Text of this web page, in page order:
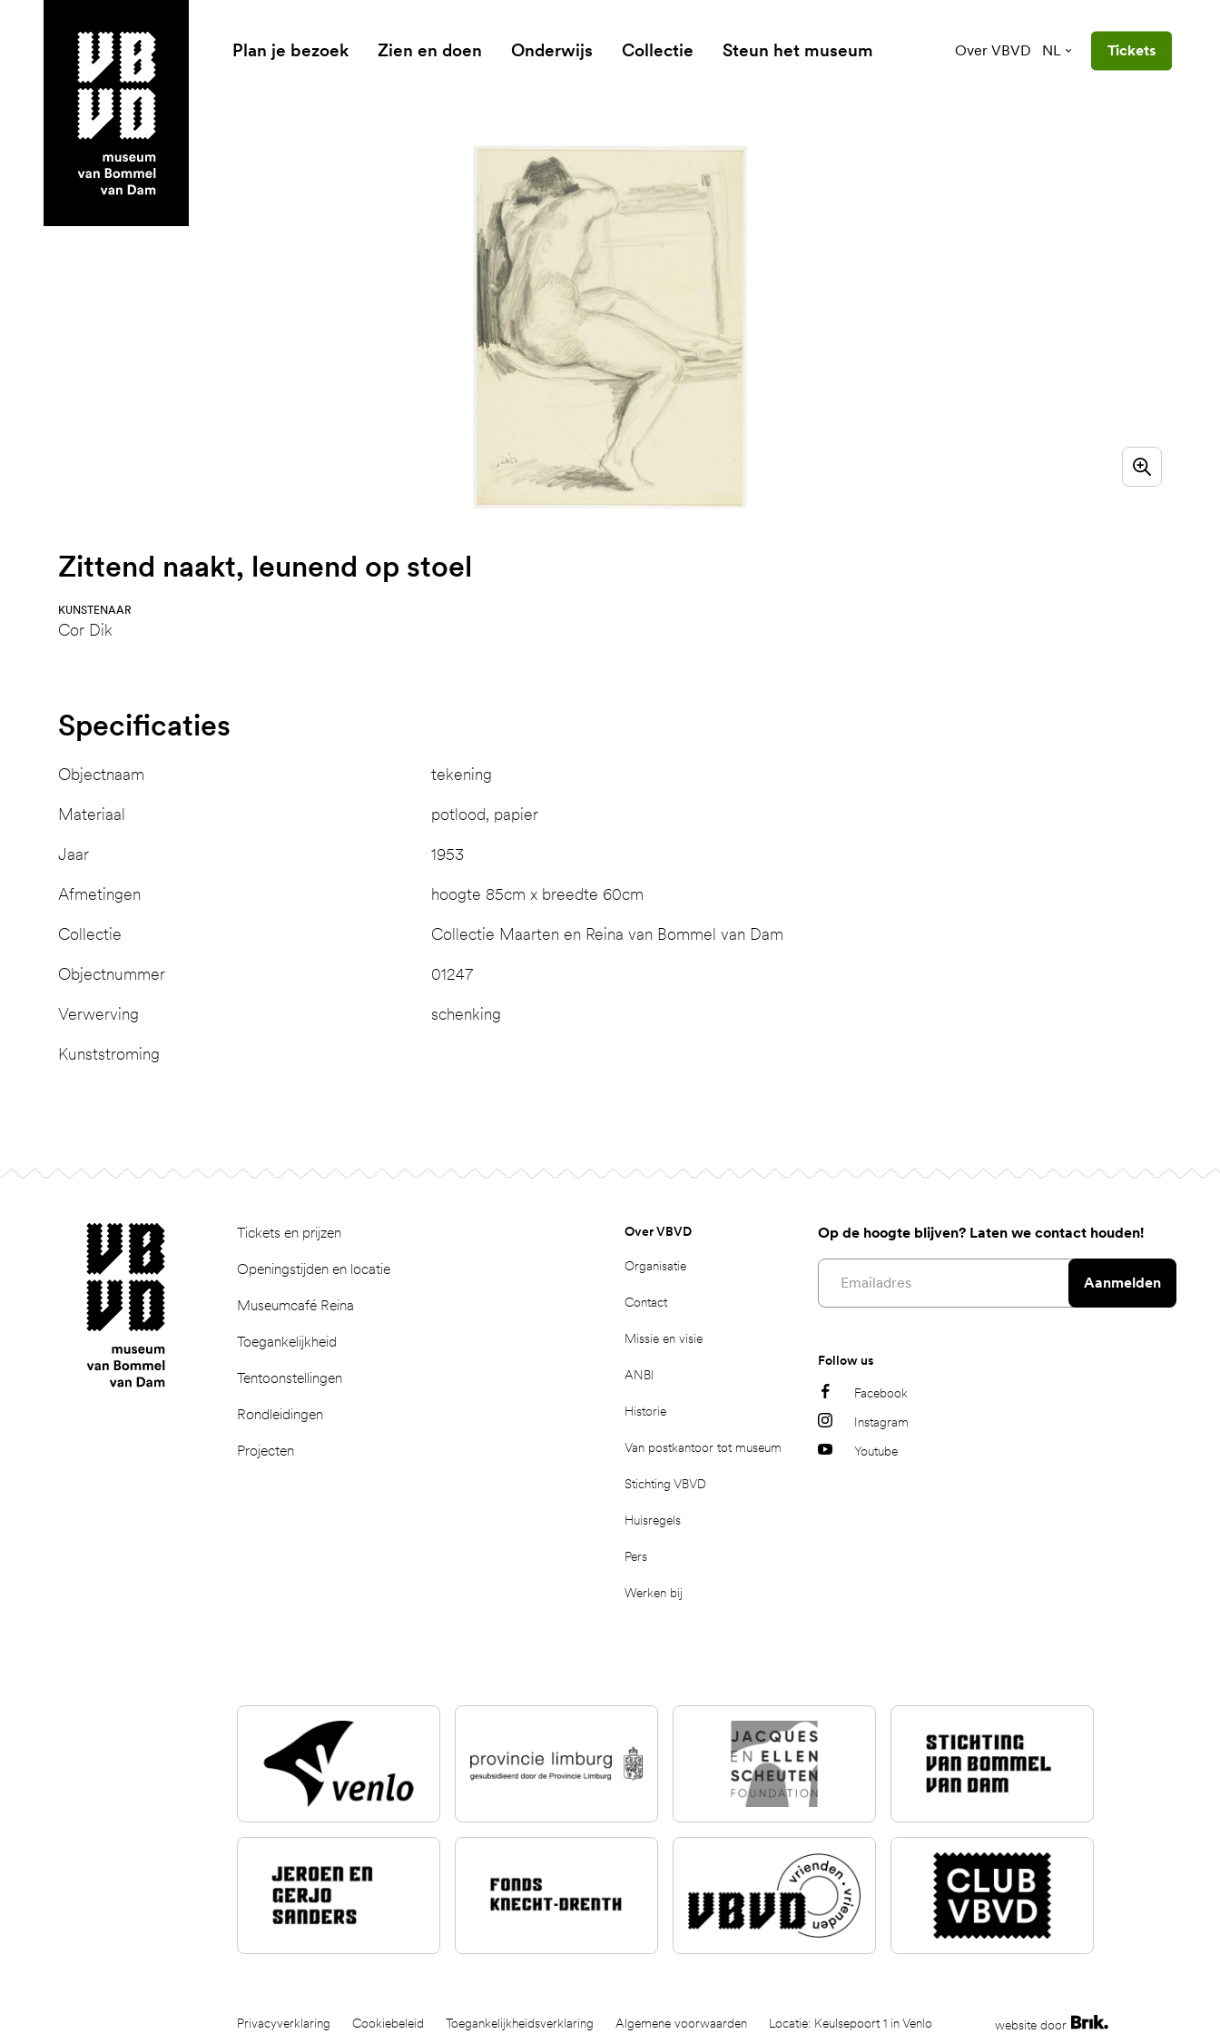
museum van Bommel van Dam
Plan je bezoek Zien en doen Onderwijs Collectie Steun het museum Over VBVD NL Tickets
Zittend naakt, leunend op stoel
KUNSTENAAR
Cor Dik
Specificaties
Objectnaam tekening
Materiaal potlood, papier
Jaar 1953
Afmetingen hoogte 85cm x breedte 60cm
Collectie Collectie Maarten en Reina van Bommel van Dam
Objectnummer 01247
Verwerving schenking
Kunststroming
Tickets en prijzen
Openingstijden en locatie
Museumcafé Reina
Toegankelijkheid
Tentoonstellingen
Rondleidingen
Projecten
museum van Bommel van Dam Over VBVD
Organisatie
Contact
Missie en visie
ANBI
Historie
Van postkantoor tot museum
Stichting VBVD
Huisregels
Pers
Werken bij
Op de hoogte blijven? Laten we contact houden!
Email address
Aanmelden
Follow us
Facebook
Instagram
Youtube
Privacyverklaring Cookiebeleid Toegankelijkheidsverklaring Algemene voorwaarden Locatie: Keulsepoort 1 in Venlo website door